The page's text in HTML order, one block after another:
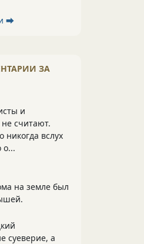
⮕
ЗА
и
считают.
никогда вслух
о...
на земле был
суеверие, а